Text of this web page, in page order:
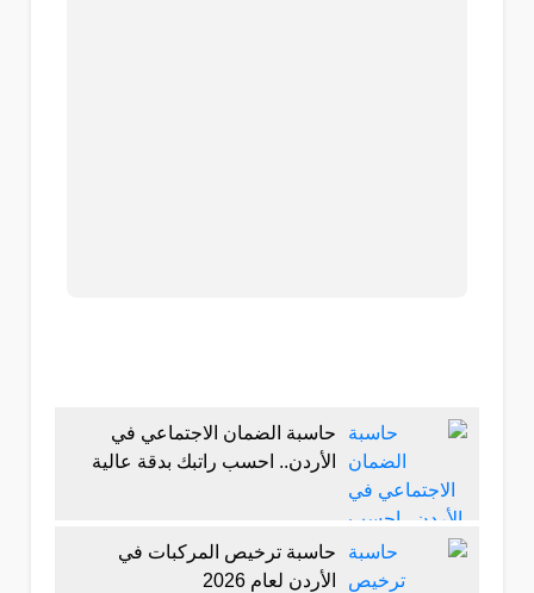
حاسبة الضمان الاجتماعي في
الأردن.. احسب راتبك بدقة عالية
حاسبة ترخيص المركبات في
الأردن لعام 2026